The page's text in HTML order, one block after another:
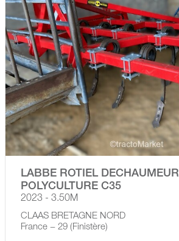
LABBE ROTIEL DECHAUMEUR
POLYCULTURE C35
2023 - 3.50M
CLAAS BRETAGNE NORD
France − 29 (Finistère)